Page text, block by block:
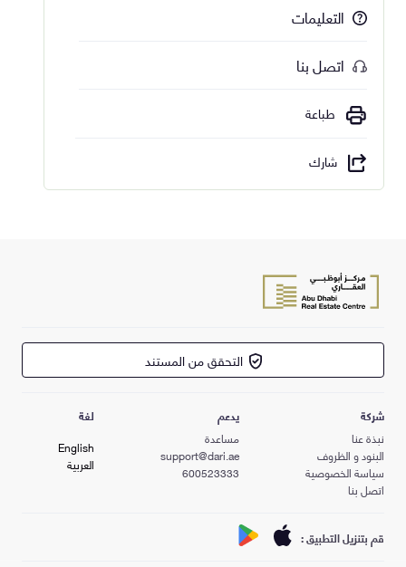
التعليمات
اتصل بنا
طباعة
شارك
التحقق من المستند
شركة
نبذة عنا
البنود و الظروف
سياسة الخصوصية
اتصل بنا
يدعم
مساعدة
support@dari.ae
600523333
لغة
English
العربية
قم بتنزيل التطبيق :